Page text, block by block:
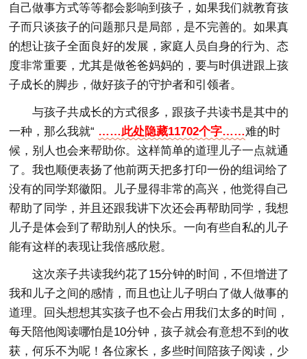
自己做事方式等等都会影响到孩子，如果我们就教育孩
子而只谈孩子的问题那只是局部，是不完善的。如果真
的想让孩子全面良好的发展，家庭人员自身的行为、态
度非常重要，尤其是做爸爸妈妈的，要与时俱进跟上孩
子成长的脚步，做好孩子的守护者和引领者。
与孩子共成长的方式很多，跟孩子共读书是其中的
一种，那么我就“ ……此处隐藏11702个字……难的时
候，别人也会来帮助你。这样简单的道理儿子一点就通
了。我也顺便表扬了他前两天把多打印一份的组词给了
没有的同学郑徽阳。儿子显得非常的高兴，他觉得自己
帮助了同学，并且还跟我讲下次还会再帮助同学，我想
儿子是体会到了帮助别人的快乐。一向有些自私的儿子
能有这样的表现让我倍感欣慰。
这次亲子共读我约花了15分钟的时间，不但增进了
我和儿子之间的感情，而且也让儿子明白了做人做事的
道理。回头想想其实孩子也不会占用我们太多的时间，
每天陪他阅读哪怕是10分钟，孩子就会有意想不到的收
获，何乐不为呢！各位家长，多些时间陪孩子阅读，少